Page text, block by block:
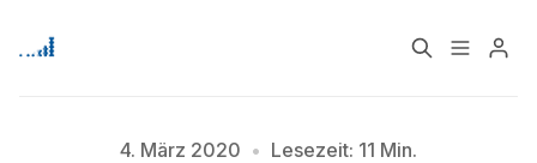
4. März 2020 • Lesezeit: 11 Min.